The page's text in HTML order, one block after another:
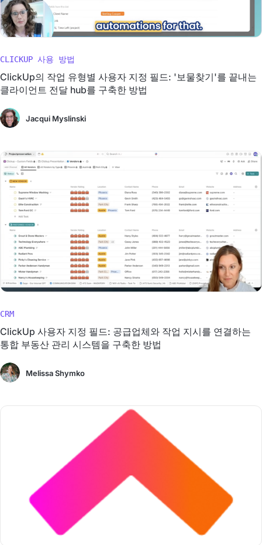
CLICKUP 사용 방법
ClickUp의 작업 유형별 사용자 지정 필드: '보물찾기'를 끝내는
클라이언트 전달 hub를 구축한 방법
Jacqui Myslinski
CRM
ClickUp 사용자 지정 필드: 공급업체와 작업 지시를 연결하는
통합 부동산 관리 시스템을 구축한 방법
Melissa Shymko